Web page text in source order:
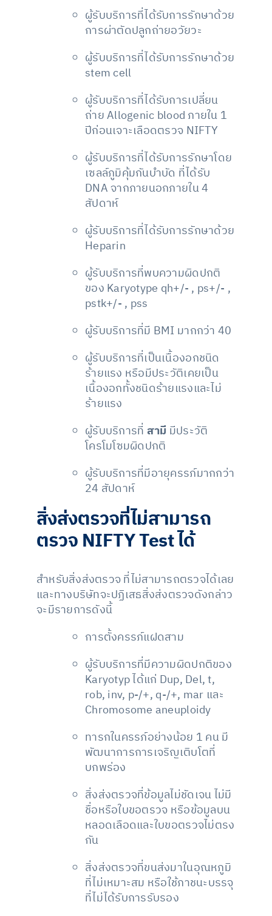
ผู้รับบริการที่ได้รับการรักษาด้วย
การผ่าตัดปลูกถ่ายอวัยวะ
ผู้รับบริการที่ได้รับการรักษาด้วย
stem cell
ผู้รับบริการที่ได้รับการเปลี่ยน
ถ่าย Allogenic blood ภายใน 1
ปีก่อนเจาะเลือดตรวจ NIFTY
ผู้รับบริการที่ได้รับการรักษาโดย
เซลล์ภูมิคุ้มกันบำบัด ที่ได้รับ
DNA จากภายนอกภายใน 4
สัปดาห์
ผู้รับบริการที่ได้รับการรักษาด้วย
Heparin
ผู้รับบริการที่พบความผิดปกติ
ของ Karyotype qh+/- , ps+/- ,
pstk+/- , pss
ผู้รับบริการที่มี BMI มากกว่า 40
ผู้รับบริการที่เป็นเนื้องอกชนิด
ร้ายแรง หรือมีประวัติเคยเป็น
เนื้องอกทั้งชนิดร้ายแรงและไม่
ร้ายแรง
ผู้รับบริการที่ สามี มีประวัติ
โครโมโซมผิดปกติ
ผู้รับบริการที่มีอายุครรภ์มากกว่า
24 สัปดาห์
สิ่งส่งตรวจที่ไม่สามารถ
ตรวจ NIFTY Test ได้
สำหรับสิ่งส่งตรวจ ที่ไม่สามารถตรวจได้เลย
และทางบริษัทจะปฏิเสธสิ่งส่งตรวจดังกล่าว
จะมีรายการดังนี้
การตั้งครรภ์แฝดสาม
ผู้รับบริการที่มีความผิดปกติของ
Karyotyp ได้แก่ Dup, Del, t,
rob, inv, p-/+, q-/+, mar และ
Chromosome aneuploidy
ทารกในครรภ์อย่างน้อย 1 คน มี
พัฒนาการการเจริญเติบโตที่
บกพร่อง
สิ่งส่งตรวจที่ข้อมูลไม่ชัดเจน ไม่มี
ชื่อหรือใบขอตรวจ หรือข้อมูลบน
หลอดเลือดและใบขอตรวจไม่ตรง
กัน
สิ่งส่งตรวจที่ขนส่งมาในอุณหภูมิ
ที่ไม่เหมาะสม หรือใช้ภาชนะบรรจุ
ที่ไม่ได้รับการรับรอง